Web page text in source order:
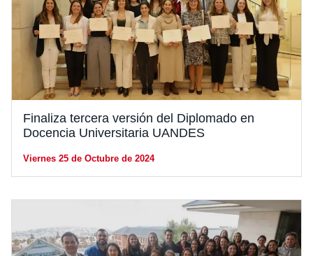
Finaliza tercera versión del Diplomado en
Docencia Universitaria UANDES
Viernes 25 de Octubre de 2024